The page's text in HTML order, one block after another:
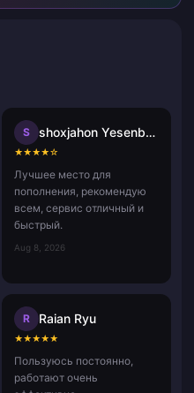
S shoxjahon Yesenboyev
★★★★☆
Лучшее место для
пополнения, рекомендую
всем, сервис отличный и
быстрый.
Aug 8, 2026
R Raian Ryu
★★★★★
Пользуюсь постоянно,
работают очень